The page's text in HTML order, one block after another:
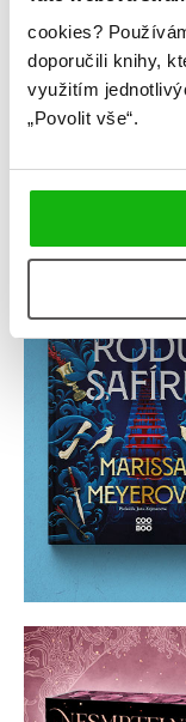
cookies?
doporučili knihy,
využitím
„Povolit vše“.